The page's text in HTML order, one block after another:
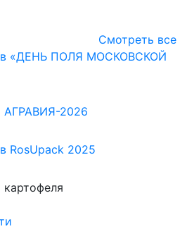
Смотреть все
в «ДЕНЬ ПОЛЯ МОСКОВСКОЙ
АГРАВИЯ-2026
RosUpack 2025
картофеля